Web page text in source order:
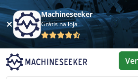
Machineseeker
Grátis na loja